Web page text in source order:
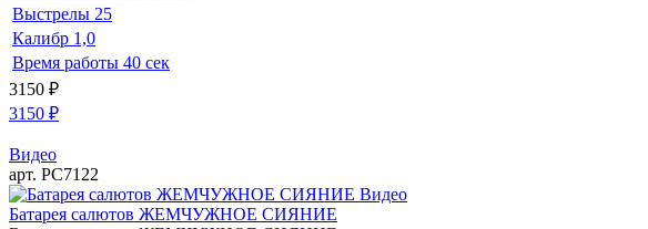
Выстрелы 25
Калибр 1,0
Время работы 40 сек
3150 ₽
3150 ₽
Видео
арт. РС7122
Видео
Батарея салютов ЖЕМЧУЖНОЕ СИЯНИЕ